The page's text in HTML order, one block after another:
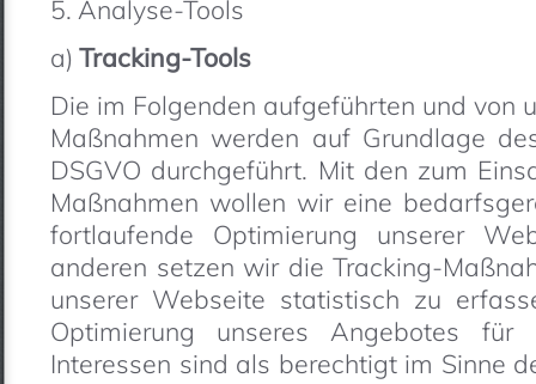
5. Analyse-Tools
a) Tracking-Tools
Die im Folgenden aufgeführten und von
Maßnahmen werden auf Grundlage
DSGVO durchgeführt. Mit den zum
Maßnahmen wollen wir eine
fortlaufende Optimierung unserer
anderen setzen wir die Tracking-
unserer Webseite statistisch zu
Optimierung unseres Angebotes für
Interessen sind als berechtigt im Sinne